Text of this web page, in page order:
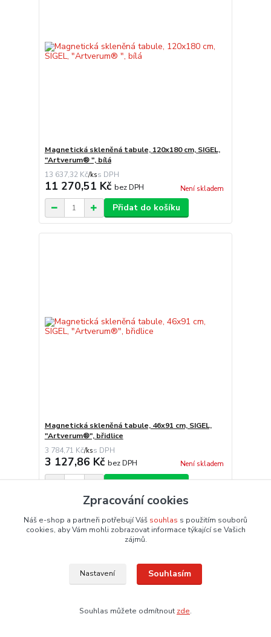
Magnetická skleněná tabule, 120x180 cm, SIGEL,
"Artverum® ", bílá
13 637,32 Kč/ks
11 270,51 Kč bez DPH Není skladem
Přidat do košíku
Magnetická skleněná tabule, 46x91 cm, SIGEL,
"Artverum®", břidlice
3 784,71 Kč/ks
3 127,86 Kč bez DPH Není skladem
Přidat do košíku
Zpracování cookies
Náš e-shop a partneři potřebují Váš souhlas s použitím souborů
cookies, aby Vám mohli zobrazovat informace týkající se Vašich
zájmů.
Nastavení Souhlasím
Souhlas můžete odmítnout zde.